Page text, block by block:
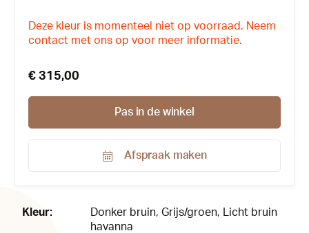
Deze kleur is momenteel niet op voorraad. Neem
contact met ons op voor meer informatie.
€ 315,00
Pas in de winkel
Afspraak maken
Kleur:
Donker bruin, Grijs/groen, Licht bruin
havanna